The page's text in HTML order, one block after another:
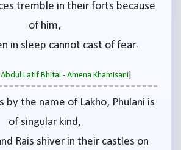
tremble in their forts because
of him,
in sleep cannot cast of fear.
Latif Bhitai - Amena Khamisani
by the name of Lakho, Phulani is
of singular kind,
Rais shiver in their castles on